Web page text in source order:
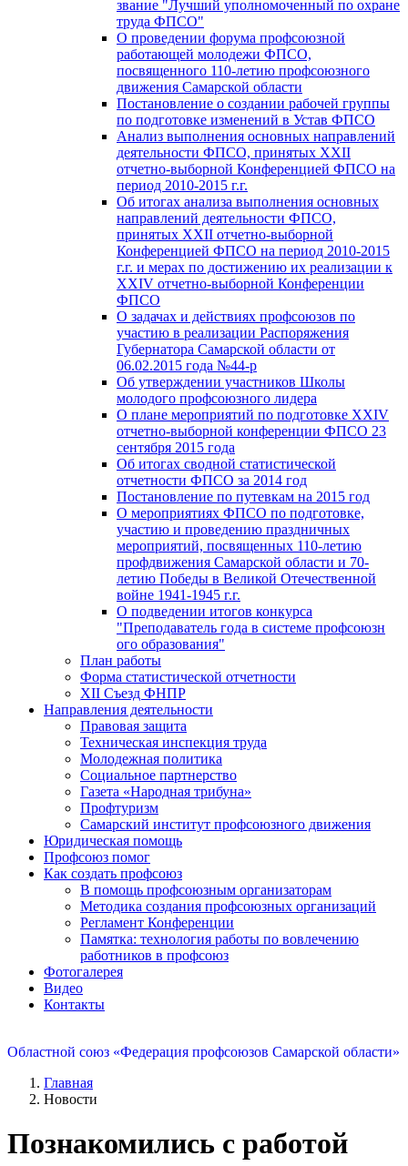
звание "Лучший уполномоченный по охране
труда ФПСО"
О проведении форума профсоюзной
работающей молодежи ФПСО,
посвященного 110-летию профсоюзного
движения Самарской области
Постановление о создании рабочей группы
по подготовке изменений в Устав ФПСО
Анализ выполнения основных направлений
деятельности ФПСО, принятых XXII
отчетно-выборной Конференцией ФПСО на
период 2010-2015 г.г.
Об итогах анализа выполнения основных
направлений деятельности ФПСО,
принятых XXII отчетно-выборной
Конференцией ФПСО на период 2010-2015
г.г. и мерах по достижению их реализации к
XXIV отчетно-выборной Конференции
ФПСО
О задачах и действиях профсоюзов по
участию в реализации Распоряжения
Губернатора Самарской области от
06.02.2015 года №44-р
Об утверждении участников Школы
молодого профсоюзного лидера
О плане мероприятий по подготовке XXIV
отчетно-выборной конференции ФПСО 23
сентября 2015 года
Об итогах сводной статистической
отчетности ФПСО за 2014 год
Постановление по путевкам на 2015 год
О мероприятиях ФПСО по подготовке,
участию и проведению праздничных
мероприятий, посвященных 110-летию
профдвижения Самарской области и 70-
летию Победы в Великой Отечественной
войне 1941-1945 г.г.
О подведении итогов конкурса
"Преподаватель года в системе профсоюзн
ого образования"
План работы
Форма статистической отчетности
XII Съезд ФНПР
Направления деятельности
Правовая защита
Техническая инспекция труда
Молодежная политика
Социальное партнерство
Газета «Народная трибуна»
Профтуризм
Самарский институт профсоюзного движения
Юридическая помощь
Профсоюз помог
Как создать профсоюз
В помощь профсоюзным организаторам
Методика создания профсоюзных организаций
Регламент Конференции
Памятка: технология работы по вовлечению
работников в профсоюз
Фотогалерея
Видео
Контакты
Областной союз «Федерация профсоюзов Самарской области»
Главная
Новости
Познакомились с работой